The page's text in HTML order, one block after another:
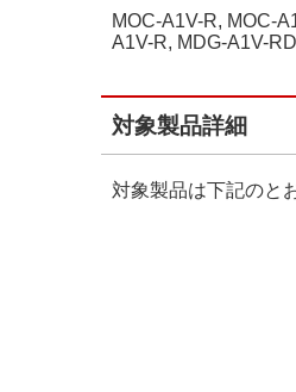
MOC-A1V-R, MOC-
A1V-R, MDG-A1V-
対象製品詳細
対象製品は下記のと